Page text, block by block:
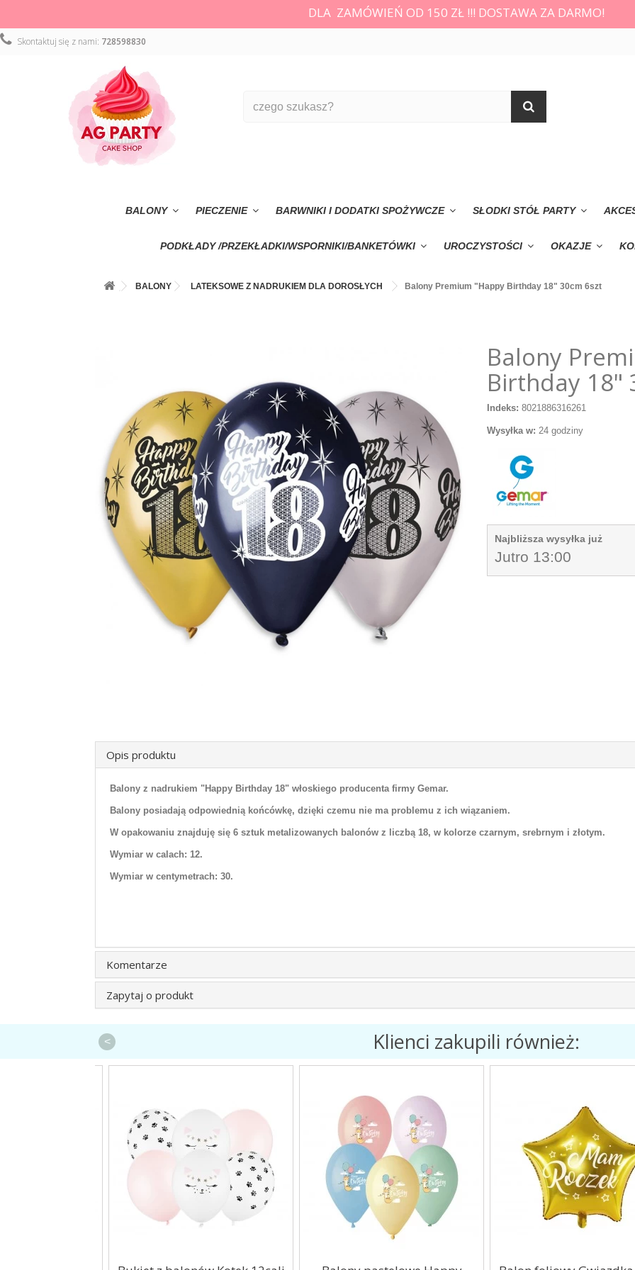
DLA ZAMÓWIEŃ OD 150 ZŁ !!! DOSTAWA ZA DARMO!
Skontaktuj się z nami: 728598830
BALONY PIECZENIE BARWNIKI I DODATKI SPOŻYWCZE SŁODKI STÓŁ PARTY
PODKŁADY /PRZEKŁADKI/WSPORNIKI/BANKETÓWKI UROCZYSTOŚCI OKAZJE
BALONY LATEKSOWE Z NADRUKIEM DLA DOROSŁYCH Balony Premium "Happy Birthday 18" 30cm 6szt
Balony
Birthday 18"
Indeks: 8021886316261
Wysyłka w: 24 godziny
Najbliższa wysyłka już
Jutro 13:00
Opis produktu
Balony z nadrukiem "Happy Birthday 18" włoskiego producenta firmy Gemar.
Balony posiadają odpowiednią końcówkę, dzięki czemu nie ma problemu z ich wiązaniem.
W opakowaniu znajduję się 6 sztuk metalizowanych balonów z liczbą 18, w kolorze czarnym, srebrnym i złotym.
Wymiar w calach: 12.
Wymiar w centymetrach: 30.
Komentarze
Zapytaj o produkt
Klienci zakupili również:
<